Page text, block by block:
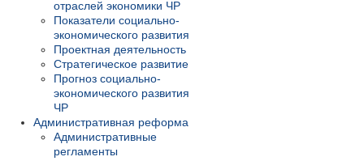
отраслей экономики ЧР
Показатели социально-
экономического развития
Проектная деятельность
Стратегическое развитие
Прогноз социально-
экономического развития
ЧР
Административная реформа
Административные
регламенты